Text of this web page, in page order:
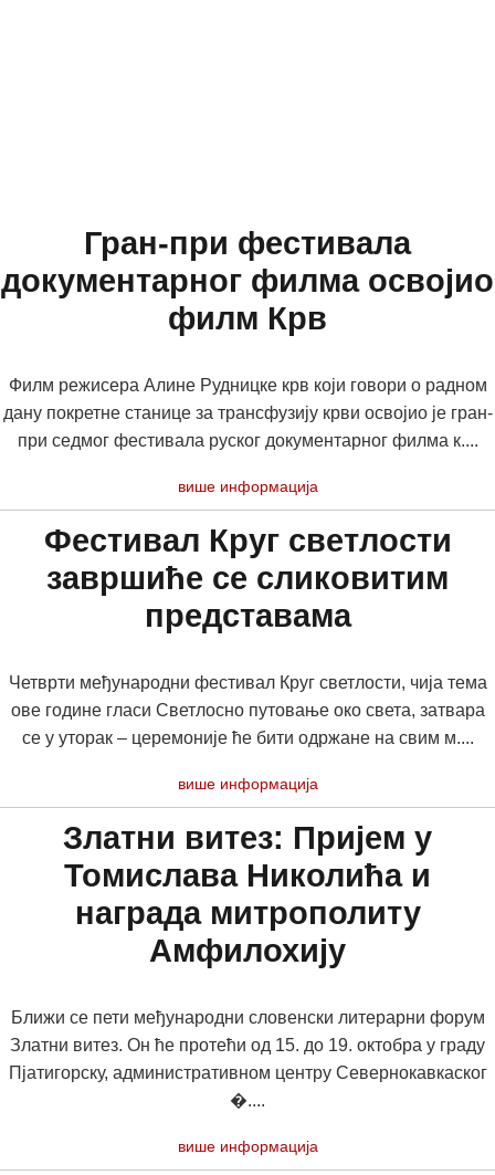
Гран-при фестивала
документарног филма освојио
филм Крв
Филм режисера Алине Рудницке крв који говори о радном
дану покретне станице за трансфузију крви освојио је гран-
при седмог фестивала руског документарног филма к....
више информација
Фестивал Круг светлости
завршиће се сликовитим
представама
Четврти међународни фестивал Круг светлости, чија тема
ове године гласи Светлосно путовање око света, затвара
се у уторак – церемоније ће бити одржане на свим м....
више информација
Златни витез: Пријем у
Томислава Николића и
награда митрополиту
Амфилохију
Ближи се пети међународни словенски литерарни форум
Златни витез. Он ће протећи од 15. до 19. октобра у граду
Пјатигорску, административном центру Севернокавкаског
�....
више информација